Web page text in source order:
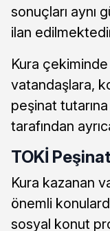
sonuçları aynı
ilan
Kura
vatandaşlara,
peşinat
tarafından
TOKİ
Kura kazanan
önemli
sosyal konut